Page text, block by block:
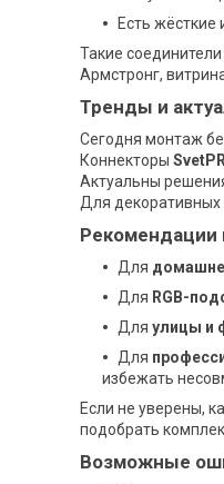
Есть жёсткие
Такие
Армстронг,
Тренды и
Сегодня монтаж
Коннекторы
Актуальны
Для декоративных
Рекомендации
Для
Для RGB-
Для улицы и
Для
избежать
Если не уверены,
подобрать
Возможные